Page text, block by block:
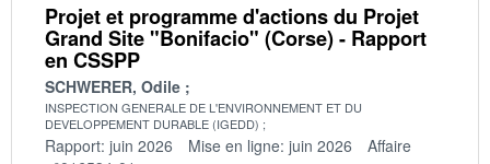
Projet et programme d'actions du Projet
Grand Site "Bonifacio" (Corse) - Rapport
en CSSPP
SCHWERER, Odile
INSPECTION GENERALE DE L'ENVIRONNEMENT ET DU
DEVELOPPEMENT DURABLE (IGEDD)
Rapport: juin 2026 Mise en ligne: juin 2026
Affaire